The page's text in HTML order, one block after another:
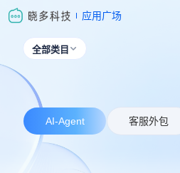
应用广场
全部类目 
AI-Agent 客服外包